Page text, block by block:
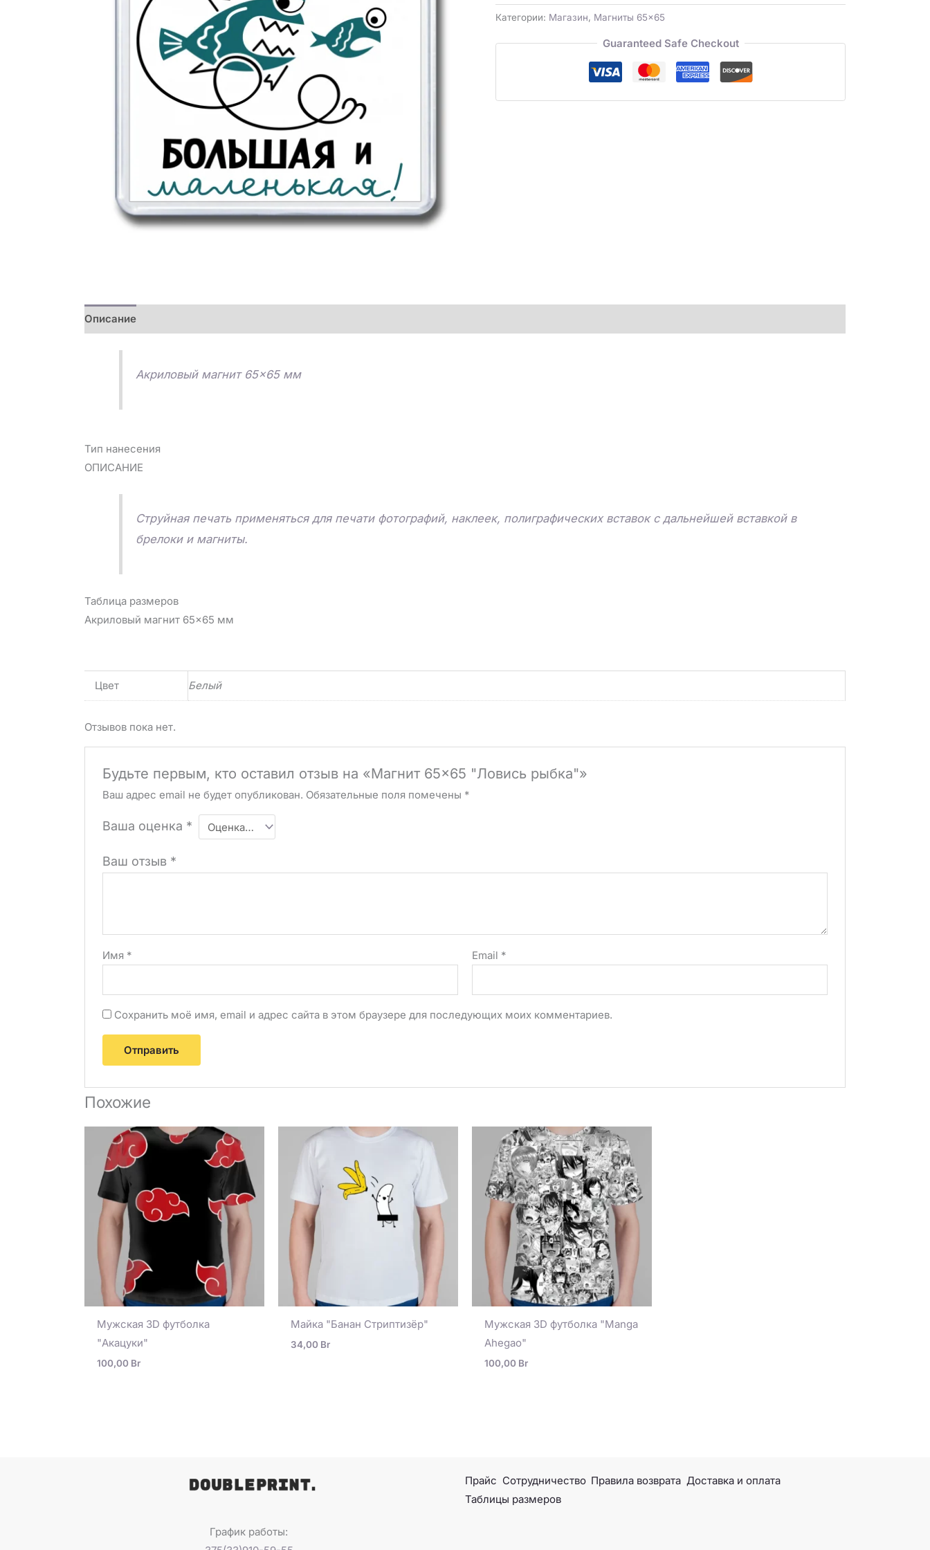
Категории: Магазин, Магниты 65×65
Guaranteed Safe Checkout
Описание
Акриловый магнит 65×65 мм
Тип нанесения
ОПИСАНИЕ
Струйная печать применяться для печати фотографий, наклеек, полиграфических вставок с дальнейшей вставкой в
брелоки и магниты.
Таблица размеров
Акриловый магнит 65×65 мм
Цвет Белый
Отзывов пока нет.
Будьте первым, кто оставил отзыв на «Магнит 65×65 "Ловись рыбка"»
Ваш адрес email не будет опубликован. Обязательные поля помечены *
Ваша оценка *
Ваш отзыв *
Имя * Email *
Сохранить моё имя, email и адрес сайта в этом браузере для последующих моих комментариев.
Похожие
Мужская 3D футболка
"Акацуки"
100,00 Br
Майка "Банан Стриптизёр"
34,00 Br
Мужская 3D футболка "Manga
Ahegao"
100,00 Br
Прайс Сотрудничество Правила возврата Доставка и оплата
Таблицы размеров
График работы: